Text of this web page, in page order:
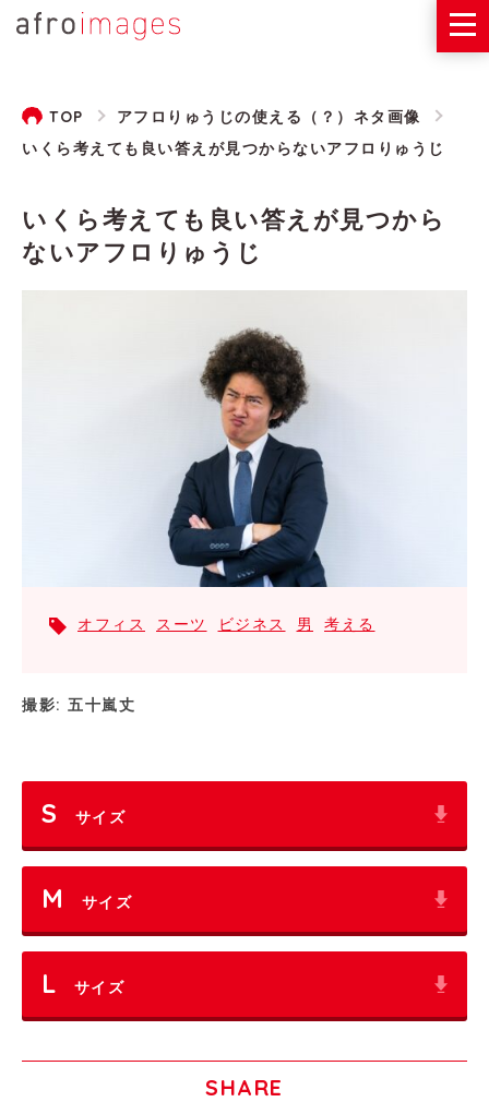
TOP
アフロりゅうじの使える（？）ネタ画像
いくら考えても良い答えが見つからないアフロりゅうじ
いくら考えても良い答えが見つから
ないアフロりゅうじ
オフィス スーツ ビジネス 男 考える
撮影: 五十嵐丈
S サイズ
M サイズ
L サイズ
SHARE